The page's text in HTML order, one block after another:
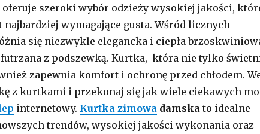
oferuje szeroki wybór odzieży wysokiej jakości,
najbardziej wymagające gusta. Wśród licznych
się niezwykle elegancka i ciepła
z podszewką. Kurtka, która nie tylko
zapewnia komfort i ochronę przed chłodem.
z kurtkami i przekonaj się jak wiele ciekawych
internetowy. Kurtka zimowadamskato idealne
trendów, wysokiej jakości wykonania oraz